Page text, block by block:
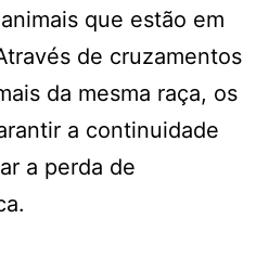
que estão em
de cruzamentos
da mesma raça, os
a continuidade
a perda de